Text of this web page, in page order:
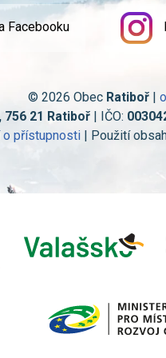
Facebooku
© 2026 Obec Ratiboř |
756 21 Ratiboř| IČO:
o přístupnosti | Použití